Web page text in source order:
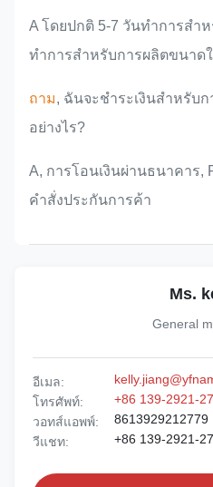
A โดยปกติ 5-7 วันทำการสำ
ทำการสำหรับการผลิตขนาด
ถาม, ฉันจะชำระเงินสำหรับ
อย่างไร?
A, การโอนเงินผ่านธนาคาร,
คำสั่งประกันการค้า
Ms.
General
อีเมล:
โทรศัพท์:
+86 139-2921-
วอทส์แอพพ์:
8613929212779
วีแชท:
+86 139-2921-